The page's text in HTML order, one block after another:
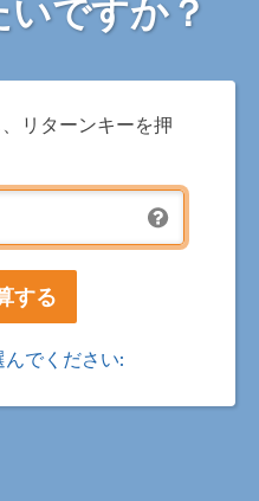
ですか？
リターンキーを押
でください: